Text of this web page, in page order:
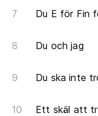
Du E för Fin
Du och jag
Du ska inte
Ett skäl att